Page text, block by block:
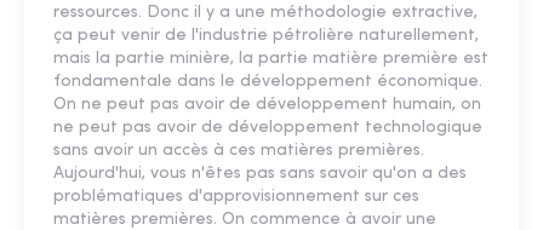
ressources. Donc il y a une méthodologie extractive,
ça peut venir de l'industrie pétrolière naturellement,
mais la partie minière, la partie matière première est
fondamentale dans le développement économique.
On ne peut pas avoir de développement humain, on
ne peut pas avoir de développement technologique
sans avoir un accès à ces matières premières.
Aujourd'hui, vous n'êtes pas sans savoir qu'on a des
problématiques d'approvisionnement sur ces
matières premières. On commence à avoir une